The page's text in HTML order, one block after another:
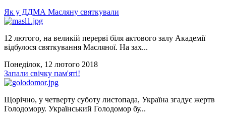
Як у ДДМА Масляну святкували
12 лютого, на великій перерві біля актового залу Академії
відбулося святкування Масляної. На зах...
Понеділок, 12 лютого 2018
Запали свічку пам'яті!
Щорічно, у четверту суботу листопада, Україна згадує жертв
Голодомору. Український Голодомор бу...